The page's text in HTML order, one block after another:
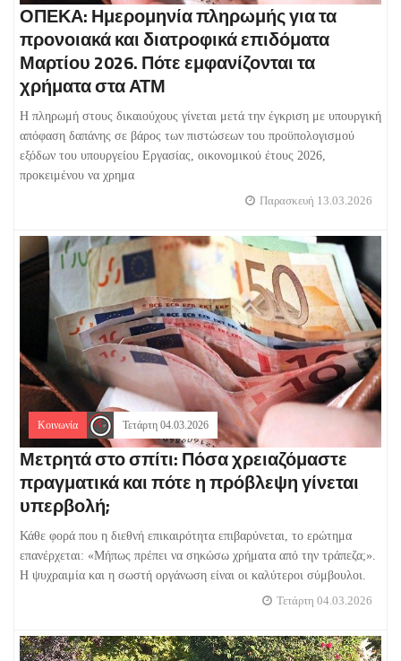
ΟΠΕΚΑ: Ημερομηνία πληρωμής για τα
προνοιακά και διατροφικά επιδόματα
Μαρτίου 2026. Πότε εμφανίζονται τα
χρήματα στα ΑΤΜ
Η πληρωμή στους δικαιούχους γίνεται μετά την έγκριση με υπουργική
απόφαση δαπάνης σε βάρος των πιστώσεων του προϋπολογισμού
εξόδων του υπουργείου Εργασίας, οικονομικού έτους 2026,
προκειμένου να χρημα
Παρασκευή 13.03.2026
Κοινωνία Τετάρτη 04.03.2026
Μετρητά στο σπίτι: Πόσα χρειαζόμαστε
πραγματικά και πότε η πρόβλεψη γίνεται
υπερβολή;
Κάθε φορά που η διεθνή επικαιρότητα επιβαρύνεται, το ερώτημα
επανέρχεται: «Μήπως πρέπει να σηκώσω χρήματα από την τράπεζα;».
Η ψυχραιμία και η σωστή οργάνωση είναι οι καλύτεροι σύμβουλοι.
Τετάρτη 04.03.2026